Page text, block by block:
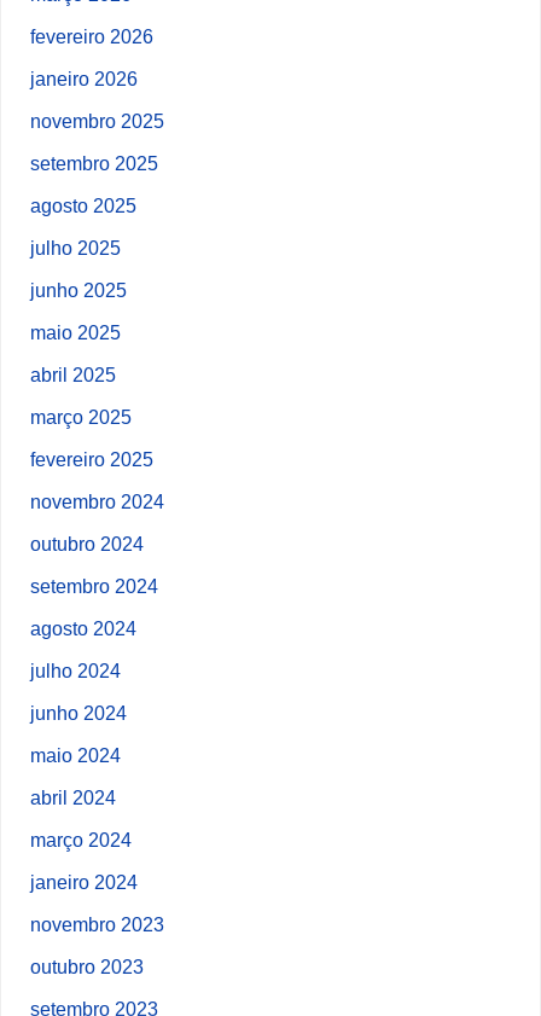
fevereiro 2026
janeiro 2026
novembro 2025
setembro 2025
agosto 2025
julho 2025
junho 2025
maio 2025
abril 2025
março 2025
fevereiro 2025
novembro 2024
outubro 2024
setembro 2024
agosto 2024
julho 2024
junho 2024
maio 2024
abril 2024
março 2024
janeiro 2024
novembro 2023
outubro 2023
setembro 2023